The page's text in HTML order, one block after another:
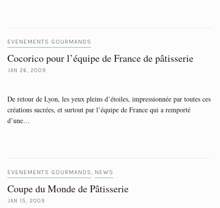
EVENEMENTS GOURMANDS
Cocorico pour l’équipe de France de pâtisserie
JAN 26, 2009
De retour de Lyon, les yeux pleins d’étoiles, impressionnée par toutes ces
créations sucrées, et surtout par l’équipe de France qui a remporté
d’une…
EVENEMENTS GOURMANDS, NEWS
Coupe du Monde de Pâtisserie
JAN 15, 2009